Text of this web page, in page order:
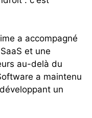
a accompagné
et une
au-delà du
a maintenu
un